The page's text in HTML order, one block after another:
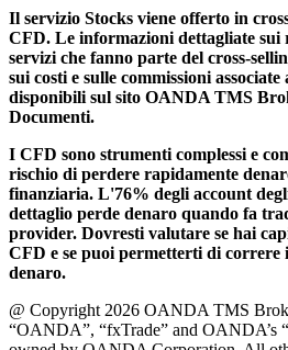
Il servizio Stocks viene offerto in
CFD. Le informazioni dettagliate
servizi che fanno parte del cross-
sui costi e sulle commissioni
disponibili sul sito OANDA TMS
Documenti.
I CFD sono strumenti complessi e
rischio di perdere rapidamente
finanziaria. L'76% degli account
dettaglio perde denaro quando fa
provider. Dovresti valutare se hai
CFD e se puoi permetterti di correre
denaro.
@ Copyright 2026 OANDA TMS
“OANDA”, “fxTrade” and OANDA’s